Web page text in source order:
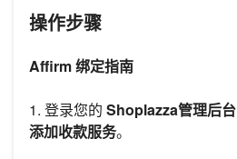
操作步骤
Affirm 绑定指南
1. 登录您的 Shoplazza管理后台
添加收款服务。